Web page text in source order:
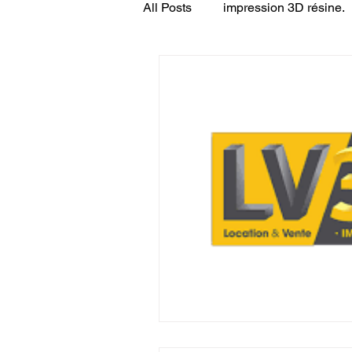
All Posts impression 3D résine.
SCANNER 3D Formation
filament 3D